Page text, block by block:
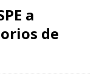
a
de